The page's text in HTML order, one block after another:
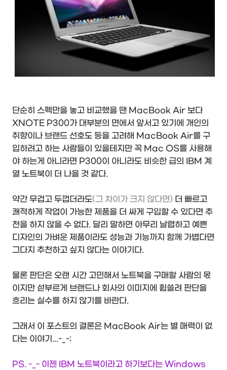
단순히 스펙만을 놓고 비교했을 땐 MacBook Air 보다
XNOTE P300가 대부분의 면에서 앞서고 있기에 개인의
취향이나 브랜드 선호도 등을 고려해 MacBook Air를 구
입하려고 하는 사람들이 있을테지만 꼭 Mac OS를 사용해
야 하는게 아니라면 P300이 아니라도 비슷한 급의 IBM 계
열 노트북이 더 나을 것 같다.
약간 무겁고 두껍더라도(그 차이가 크지 않다면) 더 빠르고
쾌적하게 작업이 가능한 제품을 더 싸게 구입할 수 있다면 추
천을 하지 않을 수 없다. 달리 말하면 아무리 날렵하고 예쁜
디자인의 가벼운 제품이라도 성능과 기능까지 함께 가볍다면
그다지 추천하고 싶지 않다는 이야기다.
물론 판단은 오랜 시간 고민해서 노트북을 구매할 사람의 몫
이지만 섣부르게 브랜드나 회사의 이미지에 휩쓸려 판단을
흐리는 실수를 하지 않기를 바란다.
그래서 이 포스트의 결론은 MacBook Air는 별 매력이 없
다는 이야기...-_-;
PS. -_- 이젠 IBM 노트북이라고 하기보다는 Windows